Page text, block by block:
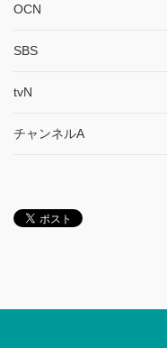
OCN
SBS
tvN
チャンネルA